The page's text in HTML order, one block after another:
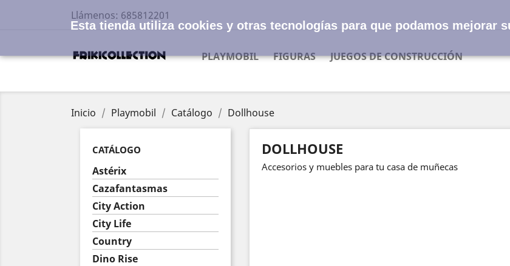
Llámenos: 685812201
PLAYMOBIL FIGURAS JUEGOS DE CONSTRUCCIÓN
Inicio Playmobil Catálogo Dollhouse
CATÁLOGO
Astérix
Cazafantasmas
City Action
City Life
Country
Dino Rise
DOLLHOUSE
Accesorios y muebles para tu casa de muñecas
Esta tienda utiliza cookies y otras tecnologías para que podamos mejorar